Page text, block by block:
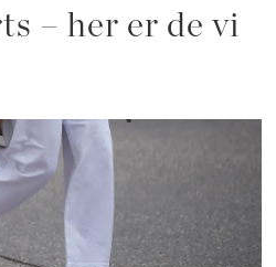
– her er de vi